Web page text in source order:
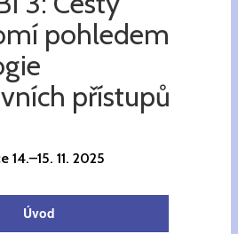
pohledem
přístupů
14.–15. 11. 2025
Úvod